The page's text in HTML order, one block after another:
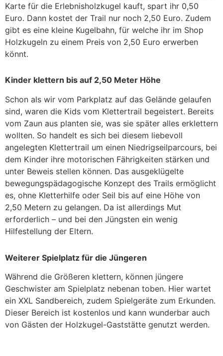
Karte für die Erlebnisholzkugel kauft, spart ihr 0,50
Euro. Dann kostet der Trail nur noch 2,50 Euro. Zudem
gibt es eine kleine Kugelbahn, für welche ihr im Shop
Holzkugeln zu einem Preis von 2,50 Euro erwerben
könnt.
Kinder klettern bis auf 2,50 Meter Höhe
Schon als wir vom Parkplatz auf das Gelände gelaufen
sind, waren die Kids vom Klettertrail begeistert. Bereits
vom Zaun aus planten sie, was sie später alles erklettern
wollten. So handelt es sich bei diesem liebevoll
angelegten Klettertrail um einen Niedrigseilparcours, bei
dem Kinder ihre motorischen Fährigkeiten stärken und
unter Beweis stellen können. Das ausgeklügelte
bewegungspädagogische Konzept des Trails ermöglicht
es, ohne Kletterhilfe oder Seil bis auf eine Höhe von
2,50 Metern zu gelangen. Da ist allerdings Mut
erforderlich – und bei den Jüngsten ein wenig
Hilfestellung der Eltern.
Weiterer Spielplatz für die Jüngeren
Während die Größeren klettern, können jüngere
Geschwister am Spielplatz nebenan toben. Hier wartet
ein XXL Sandbereich, zudem Spielgeräte zum Erkunden.
Dieser Bereich ist kostenlos und kann wunderbar auch
von Gästen der Holzkugel-Gaststätte genutzt werden.